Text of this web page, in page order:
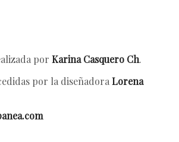
por Karina Casquero Ch.
por la diseñadora Lorena